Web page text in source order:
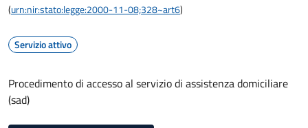
(urn:nir:stato:legge:2000-11-08;328~art6)
Servizio attivo
Procedimento di accesso al servizio di assistenza domiciliare
(sad)